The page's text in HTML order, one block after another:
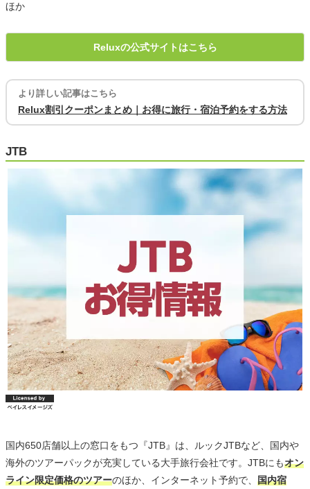
ほか
Reluxの公式サイトはこちら
より詳しい記事はこちら
Relux割引クーポンまとめ｜お得に旅行・宿泊予約をする方法
JTB
国内650店舗以上の窓口をもつ『JTB』は、ルックJTBなど、国内や
海外のツアーパックが充実している大手旅行会社です。JTBにもオン
ライン限定価格のツアーのほか、インターネット予約で、 国内宿